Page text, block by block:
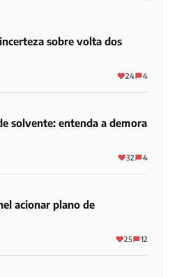
sobre volta dos
24 4
solvente: entenda a demora
32 4
acionar plano de
25 12